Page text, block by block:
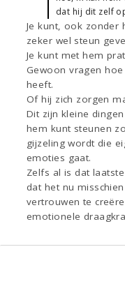
dat hij dit zelf
Je kunt, ook zonder
zeker wel steun
Je kunt met hem
Gewoon vragen
heeft.
Of hij zich zorgen
Dit zijn kleine
hem kunt steunen
gijzeling wordt die
emoties gaat.
Zelfs al is dat
dat het nu
vertrouwen te
emotionele